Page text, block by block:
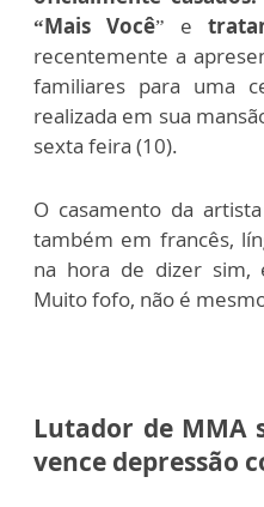
“Mais Você” e
recentemente a
familiares para uma
realizada em sua
sexta feira (10).
O casamento da
também em francês,
na hora de dizer sim,
Muito fofo, não é
Lutador de MMA
vence depressão